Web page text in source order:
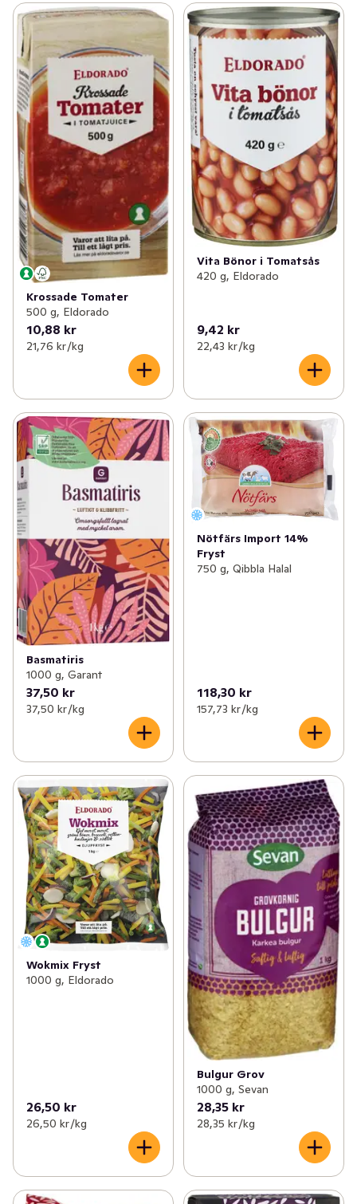
Krossade Tomater
500 g, Eldorado
10,88 kr
21,76 kr /kg
Vita Bönor i Tomatsås
420 g, Eldorado
9,42 kr
22,43 kr /kg
Basmatiris
1000 g, Garant
37,50 kr
37,50 kr /kg
Nötfärs Import 14%
Fryst
750 g, Qibbla Halal
118,30 kr
157,73 kr /kg
Wokmix Fryst
1000 g, Eldorado
26,50 kr
26,50 kr /kg
Bulgur Grov
1000 g, Sevan
28,35 kr
28,35 kr /kg